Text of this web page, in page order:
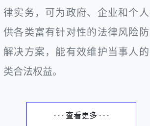
律实务，可为政府、企业和个
供各类富有针对性的法律风险
解决方案，能有效维护当事人
类合法权益。
· · · 查看更多 · · ·